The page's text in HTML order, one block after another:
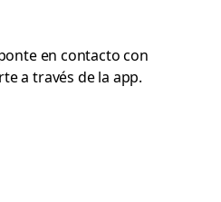
en contacto con
a través de la app.